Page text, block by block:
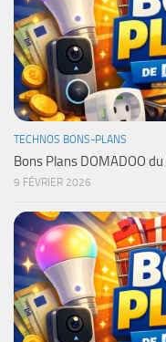
TECHNOS BONS-PLANS
Bons Plans DOMADOO
9 FÉVRIER 2026